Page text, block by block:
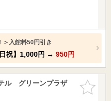
＞入館料50円引き
祝】 1,000円 → 950円
お気に入
りに追加
ル グリーンプラザ